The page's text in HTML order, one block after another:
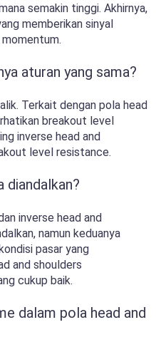
semakin tinggi. Akhirnya,
memberikan sinyal
aturan yang sama?
Terkait dengan pola head
breakout level
inverse head and
level resistance.
diandalkan?
inverse head and
namun keduanya
pasar yang
and shoulders
cukup baik.
dalam pola head and